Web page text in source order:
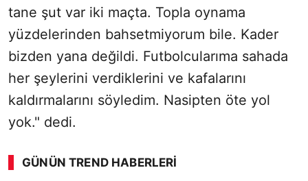
tane şut var iki maçta. Topla oynama
yüzdelerinden bahsetmiyorum bile. Kader
bizden yana değildi. Futbolcularıma sahada
her şeylerini verdiklerini ve kafalarını
kaldırmalarını söyledim. Nasipten öte yol
yok." dedi.
GÜNÜN TREND HABERLERI